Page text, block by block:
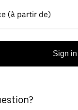
(à partir de)
Sign